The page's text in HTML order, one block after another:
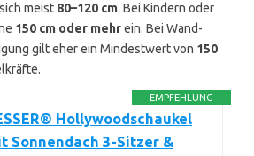
meist 80–120 cm. Bei Kindern oder
150 cm oder mehrein. Bei Wand-
gilt eher ein Mindestwert von 150
EMPFEHLUNG
Hollywoodschaukel
Sonnendach 3-Sitzer &